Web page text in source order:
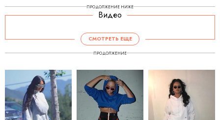
ПРОДОЛЖЕНИЕ НИЖЕ
Видео
СМОТРЕТЬ ЕЩЕ
ПРОДОЛЖЕНИЕ